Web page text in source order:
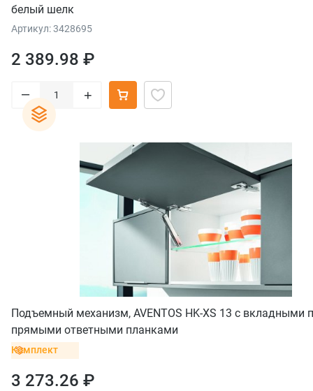
белый шелк
Артикул: 3428695
2 389.98 ₽
– +
Подъемный механизм, AVENTOS HK-XS 13 с вкладными
прямыми ответными планками
Комплект
3 273.26 ₽